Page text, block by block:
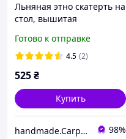
Льняная этно скатерть на
стол, вышитая
льна рогожки 150*180 см
Готово к отправке
4.5 (2)
525₴
Купить
handmade.Carpatia - Мастерская изделий ручной работы, сувениры, подарки, декор 98%